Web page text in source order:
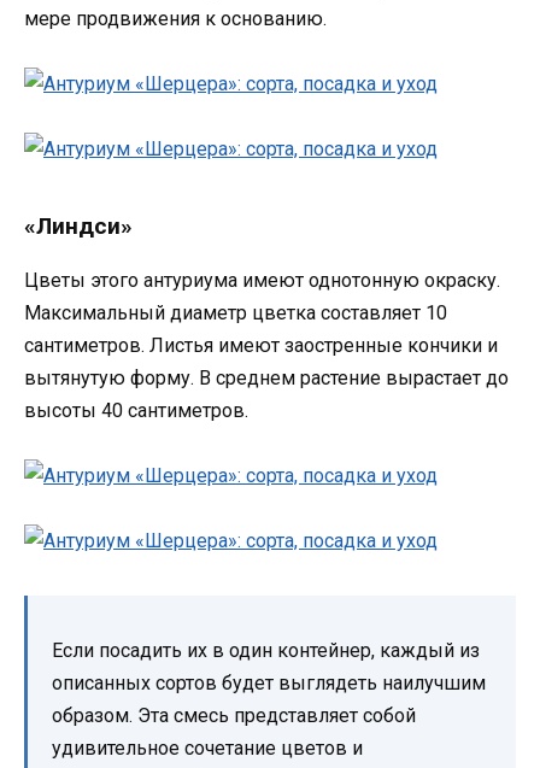
мере продвижения к основанию.
«Линдси»
Цветы этого антуриума имеют однотонную окраску.
Максимальный диаметр цветка составляет 10
сантиметров. Листья имеют заостренные кончики и
вытянутую форму. В среднем растение вырастает до
высоты 40 сантиметров.
Если посадить их в один контейнер, каждый из
описанных сортов будет выглядеть наилучшим
образом. Эта смесь представляет собой
удивительное сочетание цветов и